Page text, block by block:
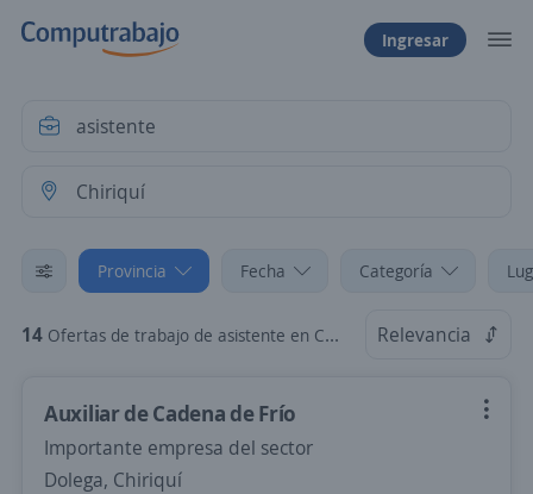
Ingresar
Provincia Fecha Categoría
14 Ofertas de trabajo de asistente en Chiriquí Relevancia
Auxiliar de Cadena de Frío
Importante empresa del sector
Dolega, Chiriquí